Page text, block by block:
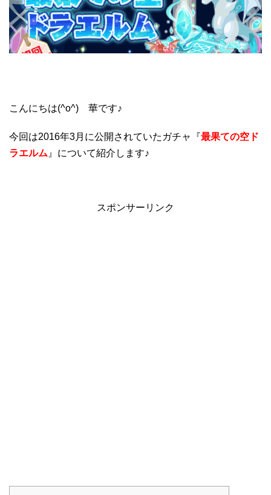
こんにちは(^o^) 華です♪
今回は2016年3月に公開されていたガチャ『最果ての空ド
ラエルム 』について紹介します♪
スポンサーリンク